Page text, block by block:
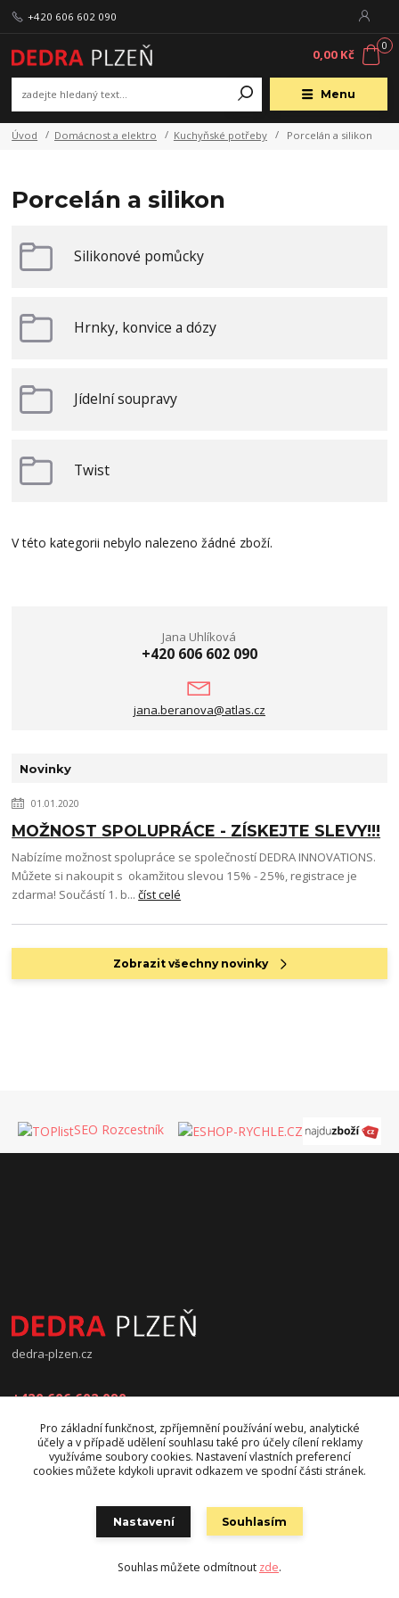
Menu
+420 606 602 090
0
0,00 Kč
Úvod Domácnost a elektro Kuchyňské potřeby Porcelán a silikon
Porcelán a silikon
Silikonové pomůcky
Hrnky, konvice a dózy
Jídelní soupravy
Twist
V této kategorii nebylo nalezeno žádné zboží.
Jana Uhlíková
+420 606 602 090
jana.beranova@atlas.cz
Novinky
01.01.2020
MOŽNOST SPOLUPRÁCE - ZÍSKEJTE SLEVY!!!
Nabízíme možnost spolupráce se společností DEDRA INNOVATIONS.
Můžete si nakoupit s okamžitou slevou 15% - 25%, registrace je
zdarma! Součástí 1. b...číst celé
Zobrazit všechny novinky
SEO Rozcestník
dedra-plzen.cz
+420 606 602 090
jana.beranova@atlas.cz
Vytvořeno na Eshop-rychle.cz
Pro základní funkčnost, zpříjemnění používání webu, analytické
účely a v případě udělení souhlasu také pro účely cílení reklamy
využíváme soubory cookies. Nastavení vlastních preferencí
cookies můžete kdykoli upravit odkazem ve spodní části stránek.
Nastavení Souhlasím
Souhlas můžete odmítnout zde.